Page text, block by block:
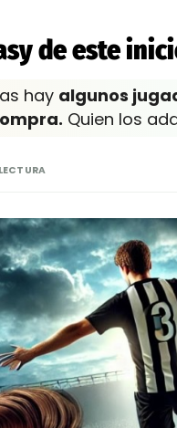
de este
hay algunos
Quien los